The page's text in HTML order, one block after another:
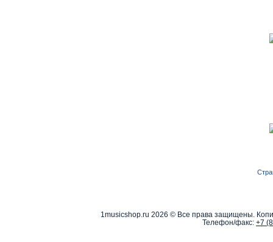
1musicshop.ru 2026 © Все права защищены.
Телефон/факс: +7